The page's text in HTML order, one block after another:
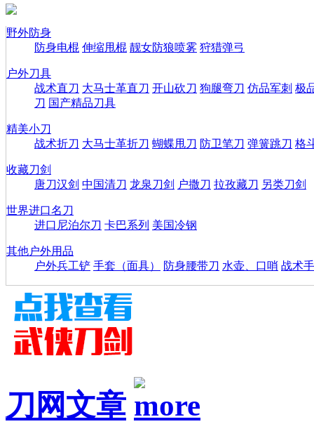
野外防身
防身电棍 伸缩甩棍 靓女防狼喷雾 狩猎弹弓
户外刀具
战术直刀 大马士革直刀 开山砍刀 狗腿弯刀 仿品军刺 极
刀 国产精品刀具
精美小刀
战术折刀 大马士革折刀 蝴蝶甩刀 防卫笔刀 弹簧跳刀 格
收藏刀剑
唐刀汉剑 中国清刀 龙泉刀剑 户撒刀 拉孜藏刀 另类刀剑
世界进口名刀
进口尼泊尔刀 卡巴系列 美国冷钢
其他户外用品
户外兵工铲 手套（面具） 防身腰带刀 水壶、口哨 战术
刀网文章